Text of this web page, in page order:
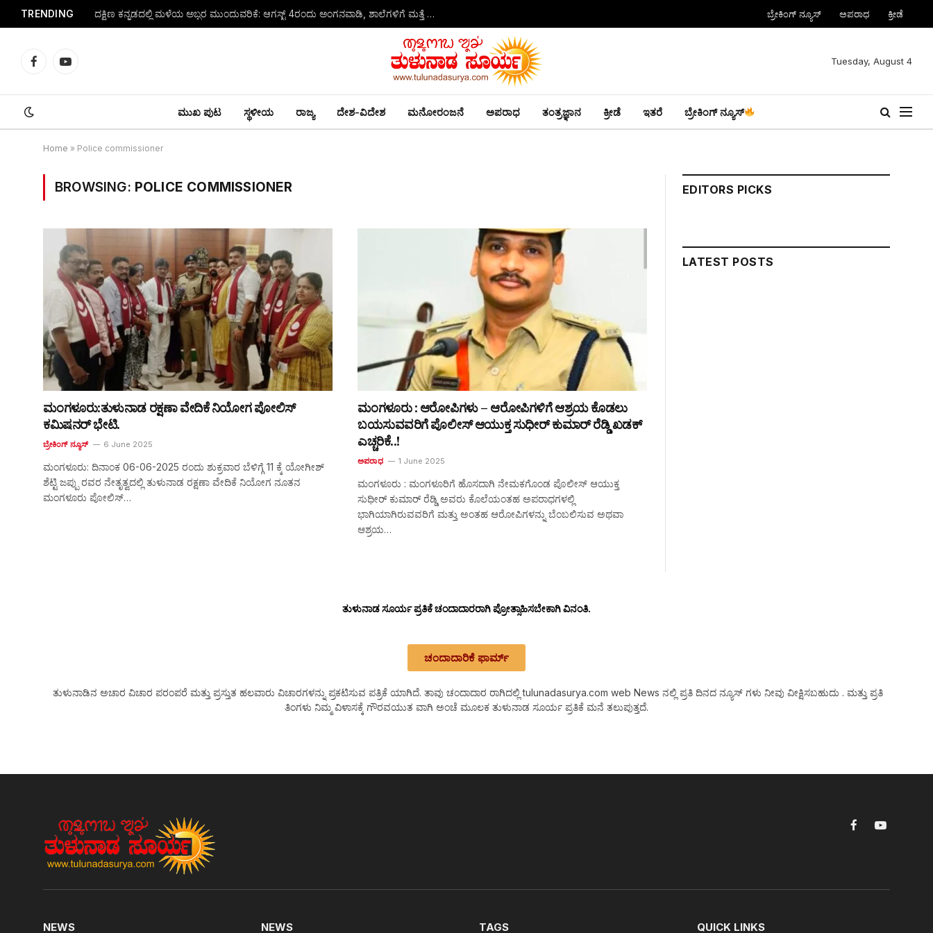
TRENDING ದಕ್ಷಿಣ ಕನ್ನಡದಲ್ಲಿ ಮಳೆಯ ಅಬ್ಬರ ಮುಂದುವರಿಕೆ: ಆಗಸ್ಟ್ 4ರಂದು ಅಂಗನವಾಡಿ, ಶಾಲೆಗಳಿಗೆ ಮತ್ತೆ ರಜೆ ಬ್ರೇಕಿಂಗ್ ನ್ಯೂಸ್ ಅಪರಾಧ ಕ್ರೀಡೆ
FacebookYouTube
Tuesday, August 4
ಮುಖ ಪುಟ ಸ್ಥಳೀಯ ರಾಜ್ಯ ದೇಶ-ವಿದೇಶ ಮನೋರಂಜನೆ ಅಪರಾಧ ತಂತ್ರಜ್ಞಾನ ಕ್ರೀಡೆ ಇತರೆ ಬ್ರೇಕಿಂಗ್ ನ್ಯೂಸ್
Home » Police commissioner
BROWSING: POLICE COMMISSIONER
ಮಂಗಳೂರು:ತುಳುನಾಡ ರಕ್ಷಣಾ ವೇದಿಕೆ ನಿಯೋಗ ಪೋಲಿಸ್
ಕಮಿಷನರ್ ಭೇಟಿ.
ಬ್ರೇಕಿಂಗ್ ನ್ಯೂಸ್ 6 June 2025
ಮಂಗಳೂರು: ದಿನಾಂಕ 06-06-2025 ರಂದು ಶುಕ್ರವಾರ ಬೆಳಿಗ್ಗೆ 11 ಕ್ಕೆ ಯೋಗೀಶ್
ಶೆಟ್ಟಿ ಜಪ್ಪು ರವರ ನೇತೃತ್ವದಲ್ಲಿ ತುಳುನಾಡ ರಕ್ಷಣಾ ವೇದಿಕೆ ನಿಯೋಗ ನೂತನ
ಮಂಗಳೂರು ಪೋಲಿಸ್…
ಮಂಗಳೂರು : ಆರೋಪಿಗಳು – ಆರೋಪಿಗಳಿಗೆ ಆಶ್ರಯ ಕೊಡಲು
ಬಯಸುವವರಿಗೆ ಪೊಲೀಸ್ ಆಯುಕ್ತ ಸುಧೀರ್ ಕುಮಾರ್ ರೆಡ್ಡಿ ಖಡಕ್
ಎಚ್ಚರಿಕೆ..!
ಅಪರಾಧ 1 June 2025
ಮಂಗಳೂರು : ಮಂಗಳೂರಿಗೆ ಹೊಸದಾಗಿ ನೇಮಕಗೊಂಡ ಪೊಲೀಸ್ ಆಯುಕ್ತ
ಸುಧೀರ್ ಕುಮಾರ್ ರೆಡ್ಡಿ ಅವರು ಕೊಲೆಯಂತಹ ಅಪರಾಧಗಳಲ್ಲಿ
ಭಾಗಿಯಾಗಿರುವವರಿಗೆ ಮತ್ತು ಅಂತಹ ಆರೋಪಿಗಳನ್ನು ಬೆಂಬಲಿಸುವ ಅಥವಾ
ಆಶ್ರಯ…
EDITORS PICKS
LATEST POSTS
ತುಳುನಾಡ ಸೂರ್ಯ ಪ್ರತಿಕೆ ಚಂದಾದಾರರಾಗಿ ಪ್ರೋತ್ಸಾಹಿಸಬೇಕಾಗಿ ವಿನಂತಿ.
ಚಂದಾದಾರಿಕೆ ಫಾರ್ಮ್
ತುಳುನಾಡಿನ ಅಚಾರ ವಿಚಾರ ಪರಂಪರೆ ಮತ್ತು ಪ್ರಸ್ತುತ ಹಲವಾರು ವಿಚಾರಗಳನ್ನು ಪ್ರಕಟಿಸುವ ಪತ್ರಿಕೆ ಯಾಗಿದೆ. ತಾವು ಚಂದಾದಾರ ರಾಗಿದಲ್ಲಿ tulunadasurya.com web News ನಲ್ಲಿ ಪ್ರತಿ ದಿನದ ನ್ಯೂಸ್ ಗಳು ನೀವು ವೀಕ್ಷಿಸಬಹುದು . ಮತ್ತು ಪ್ರತಿ
ತಿಂಗಳು ನಿಮ್ಮ ವಿಳಾಸಕ್ಕೆ ಗೌರವಯುತ ವಾಗಿ ಅಂಚೆ ಮೂಲಕ ತುಳುನಾಡ ಸೂರ್ಯ ಪ್ರತಿಕೆ ಮನೆ ತಲುಪುತ್ತದೆ.
FacebookYouTube
NEWS NEWS TAGS QUICK LINKS